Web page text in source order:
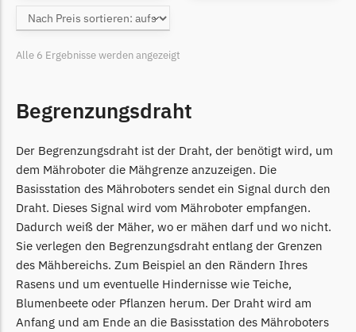
Grouw
Grouw Messer
Güde
Begrenzungsdraht
Honda
Honda Messer
Begrenzungsdraht
Kress
Kress Messer
Begrenzungsdraht
Alle 6 Ergebnisse werden angezeigt
Begrenzungsdraht
Der Begrenzungsdraht ist der Draht, der benötigt wird, um
dem Mähroboter die Mähgrenze anzuzeigen. Die
Basisstation des Mähroboters sendet ein Signal durch den
Draht. Dieses Signal wird vom Mähroboter empfangen.
Dadurch weiß der Mäher, wo er mähen darf und wo nicht.
Sie verlegen den Begrenzungsdraht entlang der Grenzen
des Mähbereichs. Zum Beispiel an den Rändern Ihres
Rasens und um eventuelle Hindernisse wie Teiche,
Blumenbeete oder Pflanzen herum. Der Draht wird am
Anfang und am Ende an die Basisstation des Mähroboters